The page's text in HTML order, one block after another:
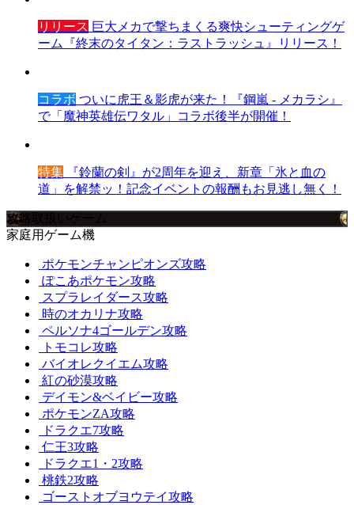
リリース 巨大メカで撃ちまくる爽快シューティングゲ
ーム『終末のタイタン：ラストラッシュ』リリース！
コラボ ついに虎王＆影虎が来た！『鋼嵐 - メカラシ』
で「魔神英雄伝ワタル」コラボ後半が開催！
特集 『鈴蘭の剣』が2周年を迎え、新章「氷と血の
道」を解禁ッ！記念イベントの報酬もお見逃し無く！
攻略取扱いゲーム
家庭用ゲーム機
ポケモンチャンピオンズ攻略
ぽこあポケモン攻略
スプラレイダース攻略
時のオカリナ攻略
ペルソナ4ゴールデン攻略
トモコレ攻略
バイオレクイエム攻略
紅の砂漠攻略
デイモン&ベイビー攻略
ポケモンZA攻略
ドラクエ7攻略
仁王3攻略
ドラクエ1・2攻略
桃鉄2攻略
ゴーストオブヨウテイ攻略